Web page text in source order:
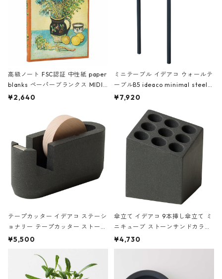
高級ノート FSC認証 中性紙 paper
blanks ペーパーブランクス MIDI
ハードカバー 罫線 ヴァン・ゴッホ
¥2,640
ミニテーブル イデアコ ウォールテ
ーブルB5 ideaco minimal steel f
urniture WALL Table B5 ネイビー
¥7,920
テープカッター イデアコ ステーシ
ョナリー テープカッター ストーン
サンドカラー 石調 ideaco Station
¥5,500
傘立て イデアコ 9本挿し傘立て ミ
ニキューブ ストーンサンドカラー
石調 ideaco Umbrella Stand CUB
E ストーンサンドブラック
¥4,730